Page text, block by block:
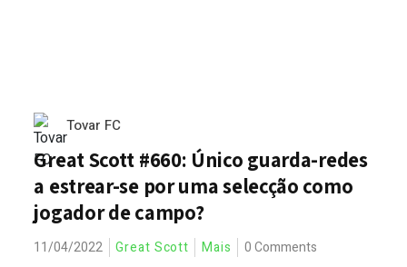
Tovar FC
Great Scott #660: Único guarda-redes
a estrear-se por uma selecção como
jogador de campo?
11/04/2022 Great Scott Mais 0 Comments